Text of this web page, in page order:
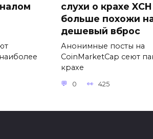
слухи о крахе XCH
больше похожи
дешевый вброс
Анонимные посты на
CoinMarketCap сеют
крахе
0 425